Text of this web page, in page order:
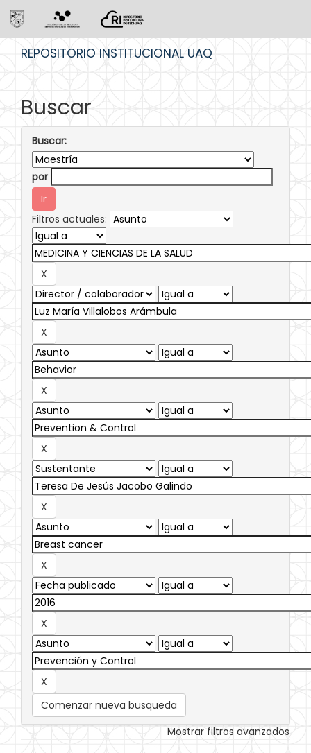
REPOSITORIO INSTITUCIONAL UAQ
Buscar
Buscar:
por
Filtros actuales:
Comenzar nueva busqueda
Mostrar filtros avanzados